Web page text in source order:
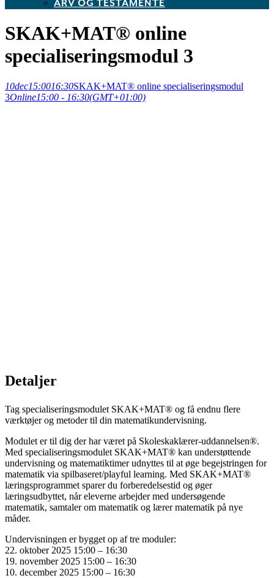
ARV OG TESTAMENTE
SKAK+MAT® online
specialiseringsmodul 3
10dec15:0016:30SKAK+MAT® online specialiseringsmodul
3Online15:00 - 16:30(GMT+01:00)
Detaljer
Tag specialiseringsmodulet SKAK+MAT® og få endnu flere
værktøjer og metoder til din matematikundervisning.
Modulet er til dig der har været på Skoleskaklærer-uddannelsen®.
Med specialiseringsmodulet SKAK+MAT® kan understøttende
undervisning og matematiktimer udnyttes til at øge begejstringen for
matematik via spilbaseret/playful learning. Med SKAK+MAT®
læringsprogrammet sparer du forberedelsestid og øger
læringsudbyttet, når eleverne arbejder med undersøgende
matematik, samtaler om matematik og lærer matematik på nye
måder.
Undervisningen er bygget op af tre moduler:
22. oktober 2025 15:00 – 16:30
19. november 2025 15:00 – 16:30
10. december 2025 15:00 – 16:30